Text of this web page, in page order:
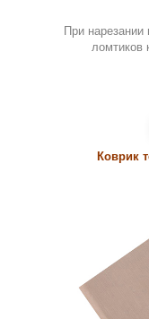
При нарезании
ломтиков
Коврик